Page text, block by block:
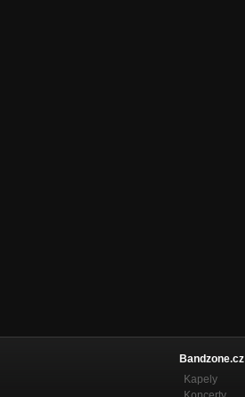
Bandzone.cz
Kapely